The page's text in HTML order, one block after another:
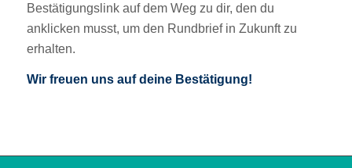
Bestätigungslink auf dem Weg zu dir, den du
anklicken musst, um den Rundbrief in Zukunft zu
erhalten.
Wir freuen uns auf deine Bestätigung!